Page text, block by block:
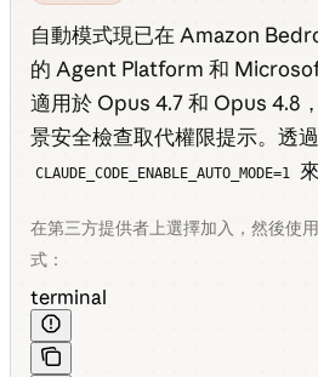
自動模式現已在 Amazon
的 Agent Platform 和
適用於 Opus 4.7 和 Opus 4.8
景安全檢查取代權限提示。透
CLAUDE_CODE_ENABLE_AUTO_MODE=1
在第三方提供者上選擇加入，然後使
式：
terminal